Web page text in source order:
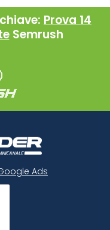
Prova 14
Semrush
Ads